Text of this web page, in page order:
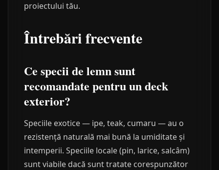
proiectului tău.
Întrebări frecvente
Ce specii de lemn sunt
recomandate pentru un deck
exterior?
Speciile exotice — ipe, teak, cumaru — au o
rezistență naturală mai bună la umiditate și
intemperii. Speciile locale (pin, larice, salcâm)
sunt viabile dacă sunt tratate corespunzător